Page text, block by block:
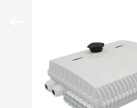
PRODUTOS